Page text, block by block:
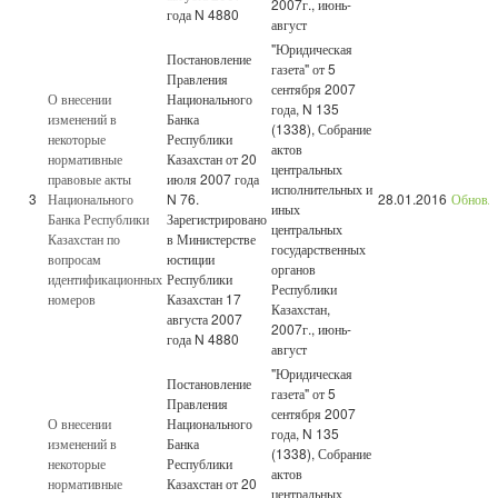
года N 4880
август
3
О внесении
изменений в
некоторые
нормативные
правовые акты
Национального
Банка Республики
Казахстан по
вопросам
идентификационных
номеров
Постановление
Правления
Национального
Банка
Республики
Казахстан от 20
июля 2007 года
N 76.
Зарегистрировано
в Министерстве
юстиции
Республики
Казахстан 17
августа 2007
года N 4880
"Юридическая
газета" от 5
сентября 2007
года, N 135
(1338), Собрание
актов
центральных
исполнительных и
иных
центральных
государственных
органов
Республики
Казахстан,
2007г., июнь-
август
28.01.2016
О внесении
изменений в
некоторые
нормативные
Постановление
Правления
Национального
Банка
Республики
Казахстан от 20
"Юридическая
газета" от 5
сентября 2007
года, N 135
(1338), Собрание
актов
центральных